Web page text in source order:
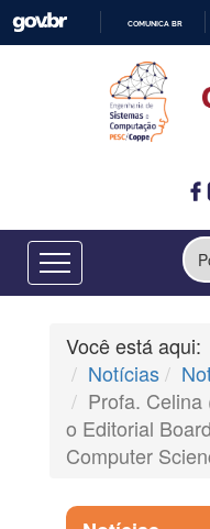
COMUNICA BR
Você está aqui:
Notícias
Profa.
o Editorial
Computer